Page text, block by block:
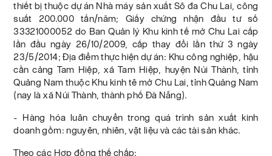
thiết bị thuộc dự án Nhà máy sản xuất Sô đa Chu Lai, công
suất 200.000 tấn/năm; Giấy chứng nhận đầu tư số
33321000052 do Ban Quản lý Khu kinh tế mở Chu Lai cấp
lần đầu ngày 26/10/2009, cấp thay đổi lần thứ 3 ngày
23/5/2014; Địa điểm thực hiện dự án: Khu công nghiệp, hậu
cần cảng Tam Hiệp, xã Tam Hiệp, huyện Núi Thành, tỉnh
Quảng Nam thuộc Khu kinh tê mở Chu Lai, tỉnh Quảng Nam
(nay là xã Núi Thành, thành phố Đà Nẵng).
- Hàng hóa luân chuyển trong quá trình sản xuất kinh
doanh gồm: nguyên, nhiên, vật liệu và các tài sản khác.
Theo các Hợp đồng thế chấp: